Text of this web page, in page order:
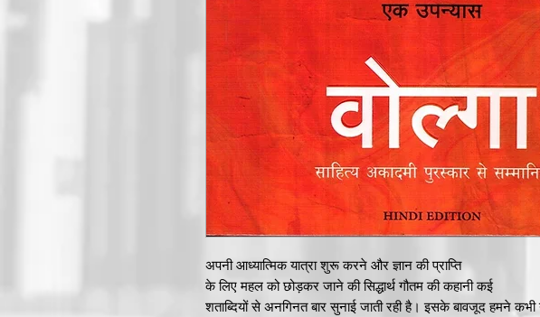
अपनी आध्यात्मिक यात्रा शुरू करने और ज्ञान की प्राप्ति
के लिए महल को छोड़कर जाने की सिद्धार्थ गौतम की कहानी कई
शताब्दियों से अनगिनत बार सुनाई जाती रही है। इसके बावजूद हमने कभी